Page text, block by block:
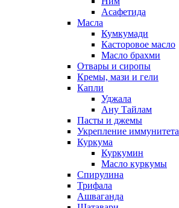
Асафетида
Масла
Кумкумади
Касторовое масло
Масло брахми
Отвары и сиропы
Кремы, мази и гели
Капли
Уджала
Ану Тайлам
Пасты и джемы
Укрепление иммунитета
Куркума
Куркумин
Масло куркумы
Спирулина
Трифала
Ашваганда